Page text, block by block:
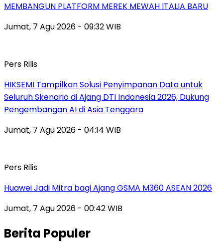
MEMBANGUN PLATFORM MEREK MEWAH ITALIA BARU
Jumat, 7 Agu 2026 - 09:32 WIB
Pers Rilis
HIKSEMI Tampilkan Solusi Penyimpanan Data untuk
Seluruh Skenario di Ajang DTI Indonesia 2026, Dukung
Pengembangan AI di Asia Tenggara
Jumat, 7 Agu 2026 - 04:14 WIB
Pers Rilis
Huawei Jadi Mitra bagi Ajang GSMA M360 ASEAN 2026
Jumat, 7 Agu 2026 - 00:42 WIB
Berita Populer